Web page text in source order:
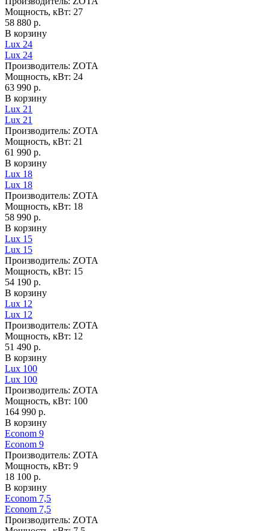
Мощность, кВт: 27
58 880 р.
В корзину
Lux 24
Lux 24
Производитель: ZOTA
Мощность, кВт: 24
63 990 р.
В корзину
Lux 21
Lux 21
Производитель: ZOTA
Мощность, кВт: 21
61 990 р.
В корзину
Lux 18
Lux 18
Производитель: ZOTA
Мощность, кВт: 18
58 990 р.
В корзину
Lux 15
Lux 15
Производитель: ZOTA
Мощность, кВт: 15
54 190 р.
В корзину
Lux 12
Lux 12
Производитель: ZOTA
Мощность, кВт: 12
51 490 р.
В корзину
Lux 100
Lux 100
Производитель: ZOTA
Мощность, кВт: 100
164 990 р.
В корзину
Econom 9
Econom 9
Производитель: ZOTA
Мощность, кВт: 9
18 100 р.
В корзину
Econom 7,5
Econom 7,5
Производитель: ZOTA